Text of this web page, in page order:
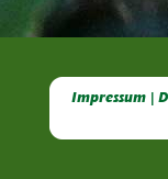
Impressum |